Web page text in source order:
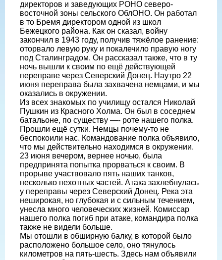
директоров и заведующих РОНО северо-
восточной зоны сельского ОблОНО. Он работал
в то Бремя директором одной из школ
Бежецкого района. Как он сказал, войну
закончил в 1943 году, получив тяжёлое ранение:
оторвало левую руку и покалечило правую ногу
под Сталинградом. Он рассказал также, что в ту
ночь вышли к своим по ещё действующей
переправе через Северский Донец. Наутро 22
июня переправа была захвачена немцами, и мы
оказались в окружении.
Из всех знакомых по училищу остался Николай
Пушкин из Красного Холма. Он был в соседнем
батальоне, по существу —- роте нашего полка.
Прошли ещё сутки. Немцы почему-то не
беспокоили нас. Командование полка объявило,
что мы действительно находимся в окружении.
23 июня вечером, вернее ночью, была
предпринята попытка прорваться к своим. В
прорыве участвовало пять наших танков,
несколько пехотных частей. Атака захлебнулась
у переправы через Северский Донец. Река эта
неширокая, но глубокая и с сильным течением,
унесла много человеческих жизней. Комиссар
нашего полка погиб при атаке, командира полка
также не видели больше.
Мы отошли в обширную балку, в которой было
расположено большое село, оно тянулось
километров на пять-шесть. Здесь нам объявили